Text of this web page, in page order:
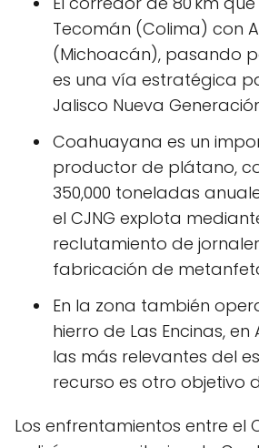
Tecomán (Colima) con
(Michoacán), pasando
es una vía estratégica
Jalisco Nueva
Coahuayana es un
productor de plátano,
350,000 toneladas
el CJNG explota
reclutamiento de
fabricación de
En la zona también
hierro de Las Encinas,
las más relevantes del
recurso es otro objetivo
Los enfrentamientos entre el